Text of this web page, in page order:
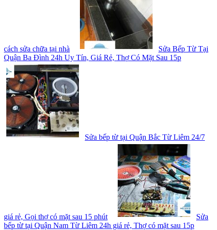
cách sửa chữa tại nhà
Sửa Bếp Từ Tại
Quận Ba Đình 24h Uy Tín, Giá Rẻ, Thợ Có Mặt Sau 15p
Sửa bếp từ tại Quận Bắc Từ Liêm 24/7
giá rẻ, Gọi thợ có mặt sau 15 phút
Sửa
bếp từ tại Quận Nam Từ Liêm 24h giá rẻ, Thợ có mặt sau 15p